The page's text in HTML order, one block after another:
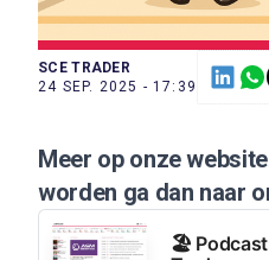
SCE TRADER
24 SEP. 2025 - 17:39
Meer op onze website
worden ga dan naar
🏖️